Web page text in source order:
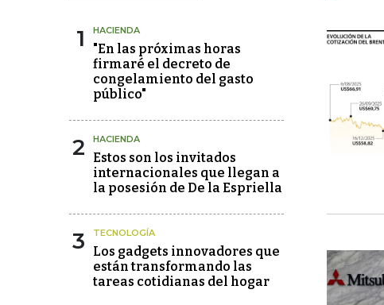
1 HACIENDA
"En las próximas horas
firmaré el decreto de
congelamiento del gasto
público"
2 HACIENDA
Estos son los invitados
internacionales que llegan a
la posesión de De la Espriella
3 TECNOLOGÍA
Los gadgets innovadores que
están transformando las
tareas cotidianas del hogar